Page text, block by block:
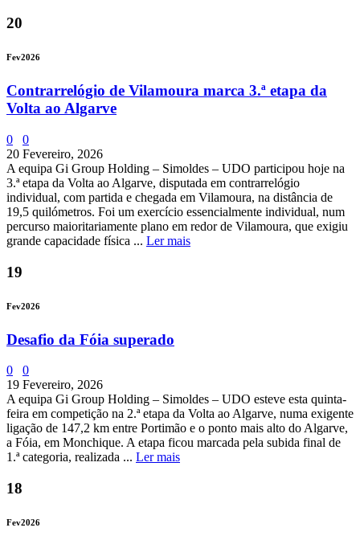
20
Fev2026
Contrarrelógio de Vilamoura marca 3.ª etapa da
Volta ao Algarve
0
0
20 Fevereiro, 2026
A equipa Gi Group Holding – Simoldes – UDO participou hoje na
3.ª etapa da Volta ao Algarve, disputada em contrarrelógio
individual, com partida e chegada em Vilamoura, na distância de
19,5 quilómetros. Foi um exercício essencialmente individual, num
percurso maioritariamente plano em redor de Vilamoura, que exigiu
grande capacidade física ... Ler mais
19
Fev2026
Desafio da Fóia superado
0
0
19 Fevereiro, 2026
A equipa Gi Group Holding – Simoldes – UDO esteve esta quinta-
feira em competição na 2.ª etapa da Volta ao Algarve, numa exigente
ligação de 147,2 km entre Portimão e o ponto mais alto do Algarve,
a Fóia, em Monchique. A etapa ficou marcada pela subida final de
1.ª categoria, realizada ... Ler mais
18
Fev2026